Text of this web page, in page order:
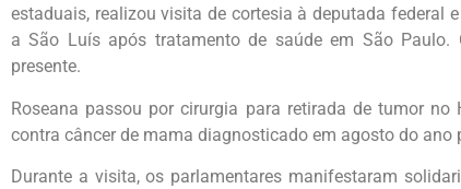
estaduais, realizou visita de cortesia à deputada federal
a São Luís após tratamento de saúde em São Paulo.
presente.
Roseana passou por cirurgia para retirada de tumor
contra câncer de mama diagnosticado em agosto do ano
Durante a visita, os parlamentares manifestaram